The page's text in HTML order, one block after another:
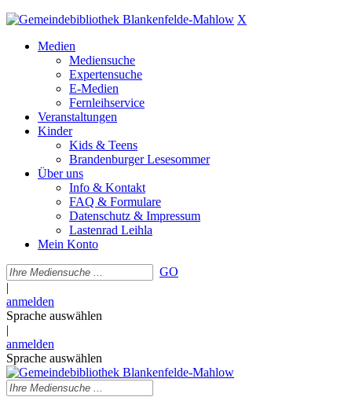
X
Medien
Mediensuche
Expertensuche
E-Medien
Fernleihservice
Veranstaltungen
Kinder
Kids & Teens
Brandenburger Lesesommer
Über uns
Info & Kontakt
FAQ & Formulare
Datenschutz & Impressum
Lastenrad Leihla
Mein Konto
GO
|
anmelden
Sprache auswählen
|
anmelden
Sprache auswählen